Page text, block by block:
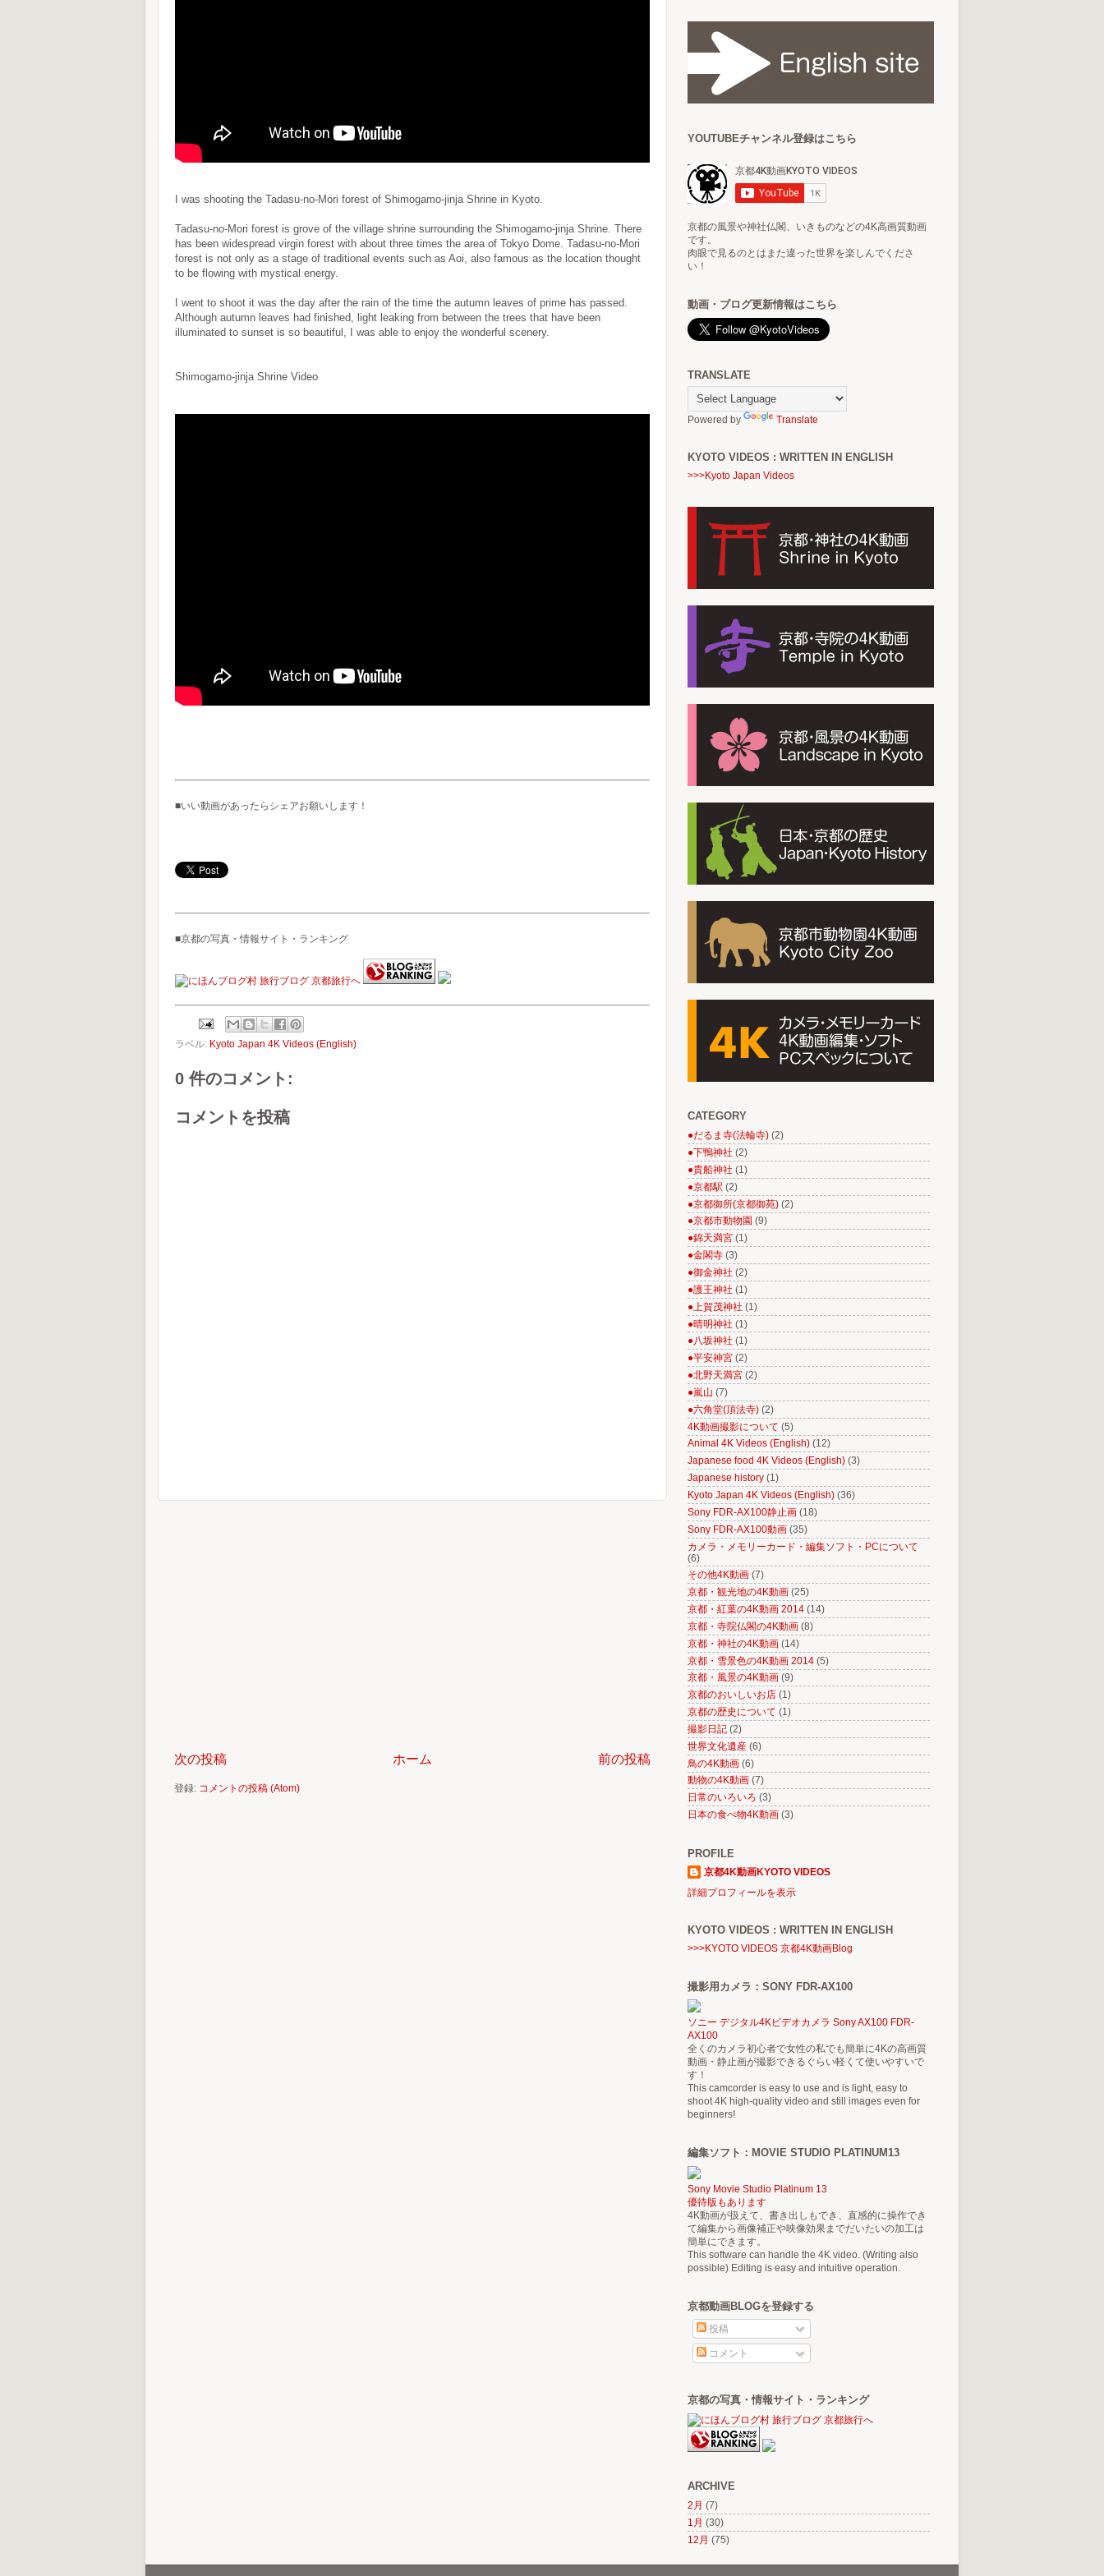
I was shooting the Tadasu-no-Mori forest of Shimogamo-jinja Shrine in Kyoto.
Tadasu-no-Mori forest is grove of the village shrine surrounding the Shimogamo-jinja Shrine. There
has been widespread virgin forest with about three times the area of Tokyo Dome. Tadasu-no-Mori
forest is not only as a stage of traditional events such as Aoi, also famous as the location thought
to be flowing with mystical energy.
I went to shoot it was the day after the rain of the time the autumn leaves of prime has passed.
Although autumn leaves had finished, light leaking from between the trees that have been
illuminated to sunset is so beautiful, I was able to enjoy the wonderful scenery.
Shimogamo-jinja Shrine Video
■いい動画があったらシェアお願いします！
■京都の写真・情報サイト・ランキング
ラベル: Kyoto Japan 4K Videos (English)
0 件のコメント:
コメントを投稿
次の投稿 前の投稿
ホーム
登録: コメントの投稿 (Atom)
YOUTUBEチャンネル登録はこちら
京都の風景や神社仏閣、いきものなどの4K高画質動画
です。
肉眼で見るのとはまた違った世界を楽しんでくださ
い！
動画・ブログ更新情報はこちら
TRANSLATE
Powered by Translate
KYOTO VIDEOS : WRITTEN IN ENGLISH
>>>Kyoto Japan Videos
CATEGORY
●だるま寺(法輪寺) (2)
●下鴨神社 (2)
●貴船神社 (1)
●京都駅 (2)
●京都御所(京都御苑) (2)
●京都市動物園 (9)
●錦天満宮 (1)
●金閣寺 (3)
●御金神社 (2)
●護王神社 (1)
●上賀茂神社 (1)
●晴明神社 (1)
●八坂神社 (1)
●平安神宮 (2)
●北野天満宮 (2)
●嵐山 (7)
●六角堂(頂法寺) (2)
4K動画撮影について (5)
Animal 4K Videos (English) (12)
Japanese food 4K Videos (English) (3)
Japanese history (1)
Kyoto Japan 4K Videos (English) (36)
Sony FDR-AX100静止画 (18)
Sony FDR-AX100動画 (35)
カメラ・メモリーカード・編集ソフト・PCについて
(6)
その他4K動画 (7)
京都・観光地の4K動画 (25)
京都・紅葉の4K動画 2014 (14)
京都・寺院仏閣の4K動画 (8)
京都・神社の4K動画 (14)
京都・雪景色の4K動画 2014 (5)
京都・風景の4K動画 (9)
京都のおいしいお店 (1)
京都の歴史について (1)
撮影日記 (2)
世界文化遺産 (6)
鳥の4K動画 (6)
動物の4K動画 (7)
日常のいろいろ (3)
日本の食べ物4K動画 (3)
PROFILE
京都4K動画KYOTO VIDEOS
詳細プロフィールを表示
KYOTO VIDEOS : WRITTEN IN ENGLISH
>>>KYOTO VIDEOS 京都4K動画Blog
撮影用カメラ：SONY FDR-AX100
ソニー デジタル4Kビデオカメラ Sony AX100 FDR-
AX100
全くのカメラ初心者で女性の私でも簡単に4Kの高画質
動画・静止画が撮影できるぐらい軽くて使いやすいで
す！
This camcorder is easy to use and is light, easy to
shoot 4K high-quality video and still images even for
beginners!
編集ソフト：MOVIE STUDIO PLATINUM13
Sony Movie Studio Platinum 13
優待版もあります
4K動画が扱えて、書き出しもでき、直感的に操作でき
て編集から画像補正や映像効果までだいたいの加工は
簡単にできます。
This software can handle the 4K video. (Writing also
possible) Editing is easy and intuitive operation.
京都動画BLOGを登録する
投稿
コメント
京都の写真・情報サイト・ランキング
ARCHIVE
2月 (7)
1月 (30)
12月 (75)